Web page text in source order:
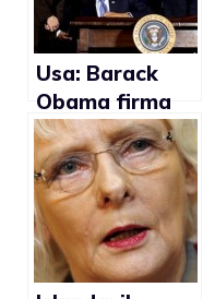
Usa: Barack
Obama firma
l’abrogazione
del DADT e
riflette sulle
nozze gay